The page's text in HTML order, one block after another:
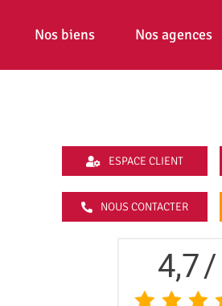
Nos biens Nos agences
ESPACE CLIENT
NOUS CONTACTER
4,7/